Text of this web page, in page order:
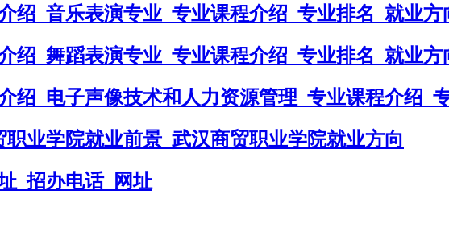
绍_音乐表演专业_专业课程介绍_专业排名_就业方
绍_舞蹈表演专业_专业课程介绍_专业排名_就业方
绍_电子声像技术和人力资源管理_专业课程介绍_
业学院就业前景_武汉商贸职业学院就业方向
_招办电话_网址